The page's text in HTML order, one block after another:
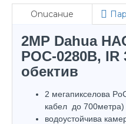
Описание
2MP Dahua
POC-0280B, IR
обектив
2 мегапикселова
кабел до 700метра)
водоустойчива